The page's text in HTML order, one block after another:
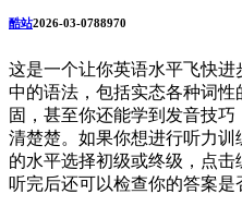
酷站2026-03-0788970
这是一个让你英语水平飞快
中的语法，包括实态各种词
固，甚至你还能学到发音技
清楚楚。如果你想进行听力
的水平选择初级或终级，点击
听完后还可以检查你的答案是